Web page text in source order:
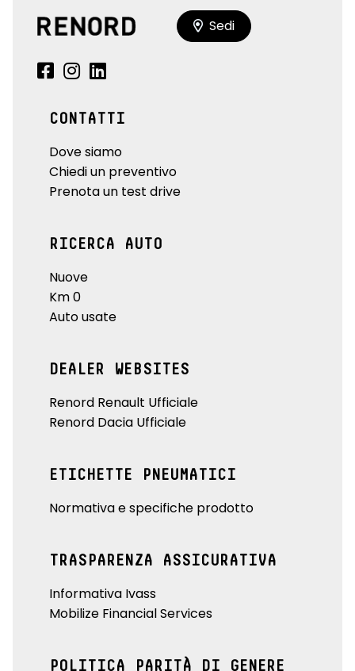
Sedi
CONTATTI
Dove siamo
Chiedi un preventivo
Prenota un test drive
RICERCA AUTO
Nuove
Km 0
Auto usate
DEALER WEBSITES
Renord Renault Ufficiale
Renord Dacia Ufficiale
ETICHETTE PNEUMATICI
Normativa e specifiche prodotto
TRASPARENZA ASSICURATIVA
Informativa Ivass
Mobilize Financial Services
POLITICA PARITÀ DI GENERE